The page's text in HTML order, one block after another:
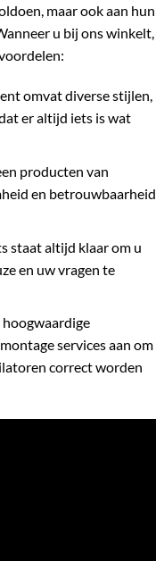
maar ook aan hun
u bij ons winkelt,
omvat diverse stijlen,
er altijd iets is wat
producten van
en betrouwbaarheid
staat altijd klaar om u
en uw vragen te
hoogwaardige
services aan om
correct worden